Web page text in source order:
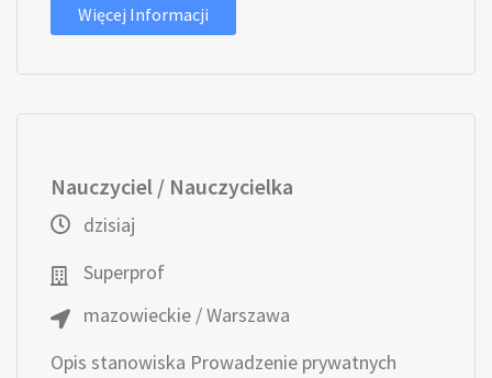
Więcej Informacji
Nauczyciel / Nauczycielka
dzisiaj
Superprof
mazowieckie / Warszawa
Opis stanowiska Prowadzenie prywatnych